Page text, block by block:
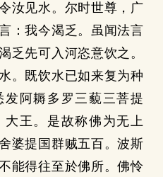
汝见水。尔时世尊，广
：我今渴乏。虽闻法言
乏先可入河恣意饮之。
。既饮水已如来复为种
阿耨多罗三藐三菩提
王。是故称佛为无上
婆提国群贼五百。波斯
能得往至於佛所。佛怜